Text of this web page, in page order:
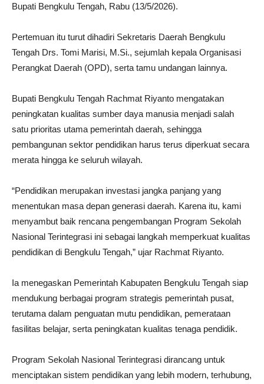
Bupati Bengkulu Tengah, Rabu (13/5/2026).
Pertemuan itu turut dihadiri Sekretaris Daerah Bengkulu
Tengah Drs. Tomi Marisi, M.Si., sejumlah kepala Organisasi
Perangkat Daerah (OPD), serta tamu undangan lainnya.
Bupati Bengkulu Tengah Rachmat Riyanto mengatakan
peningkatan kualitas sumber daya manusia menjadi salah
satu prioritas utama pemerintah daerah, sehingga
pembangunan sektor pendidikan harus terus diperkuat secara
merata hingga ke seluruh wilayah.
“Pendidikan merupakan investasi jangka panjang yang
menentukan masa depan generasi daerah. Karena itu, kami
menyambut baik rencana pengembangan Program Sekolah
Nasional Terintegrasi ini sebagai langkah memperkuat kualitas
pendidikan di Bengkulu Tengah,” ujar Rachmat Riyanto.
Ia menegaskan Pemerintah Kabupaten Bengkulu Tengah siap
mendukung berbagai program strategis pemerintah pusat,
terutama dalam penguatan mutu pendidikan, pemerataan
fasilitas belajar, serta peningkatan kualitas tenaga pendidik.
Program Sekolah Nasional Terintegrasi dirancang untuk
menciptakan sistem pendidikan yang lebih modern, terhubung,